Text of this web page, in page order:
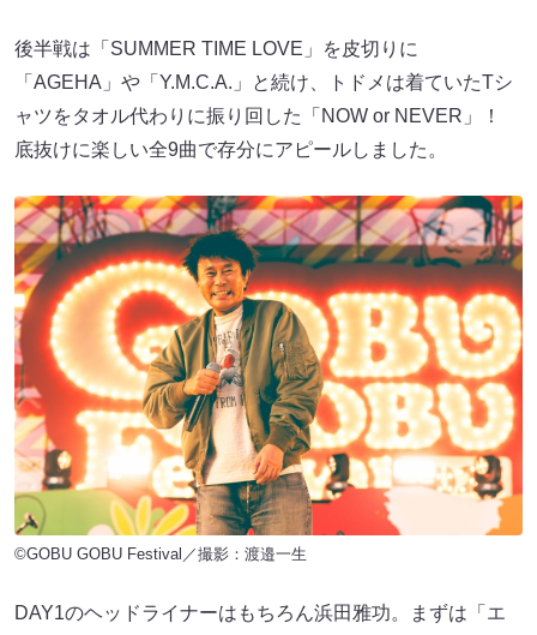
後半戦は「SUMMER TIME LOVE」を皮切りに
「AGEHA」や「Y.M.C.A.」と続け、トドメは着ていたTシ
ャツをタオル代わりに振り回した「NOW or NEVER」！
底抜けに楽しい全9曲で存分にアピールしました。
©GOBU GOBU Festival／撮影：渡邉一生
DAY1のヘッドライナーはもちろん浜田雅功。まずは「エ